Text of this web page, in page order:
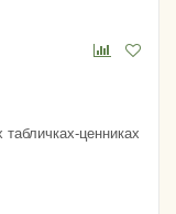
ценниках